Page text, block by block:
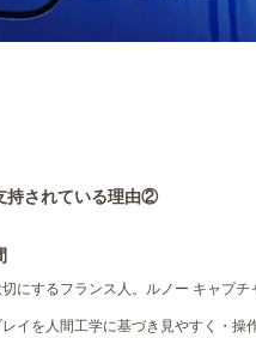
持されている理由②
にするフランス人。ルノー キャプチ
イを人間工学に基づき見やすく・操